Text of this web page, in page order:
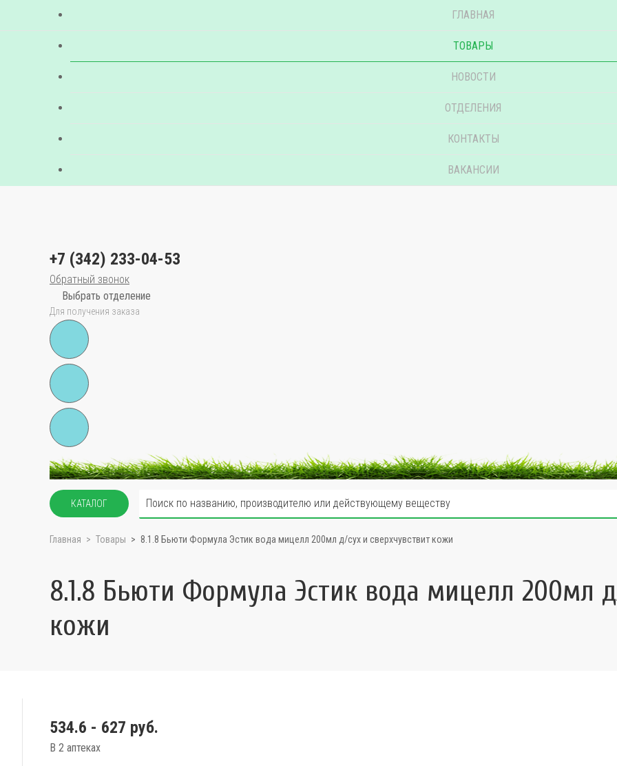
ГЛАВНАЯ
ТОВАРЫ
НОВОСТИ
ОТДЕЛЕНИЯ
КОНТАКТЫ
ВАКАНСИИ
+7 (342) 233-04-53
Обратный звонок
Выбрать отделение
Для получения заказа
КАТАЛОГ
Главная Товары 8.1.8 Бьюти Формула Эстик вода мицелл 200мл д/сух и сверхчувствит кожи
8.1.8 Бьюти Формула Эстик вода мицелл 200мл
кожи
534.6 - 627 руб.
В 2 аптеках